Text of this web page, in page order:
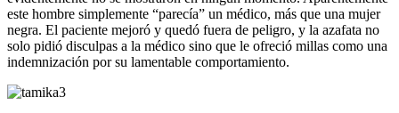
este hombre simplemente “parecía” un médico, más que una mujer
negra. El paciente mejoró y quedó fuera de peligro, y la azafata no
solo pidió disculpas a la médico sino que le ofreció millas como una
indemnización por su lamentable comportamiento.